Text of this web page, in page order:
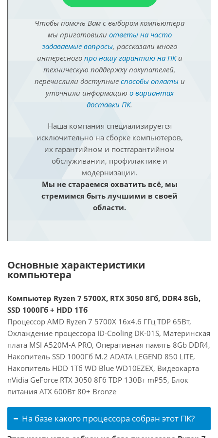
Чтобы помочь Вам с выбором компьютера
мы приготовили ответы на часто
задаваемые вопросы, рассказали много
интересного про нашу гарантию на ПКи
техническую поддержку покупателей,
перечислили доступные способы оплатыи
уточнили информацию о вариантах
доставки ПК.
Наша компания специализируется
исключительно на сборке компьютеров,
их гарантийном и постгарантийном
обслуживании, профилактике и
модернизации.
Мы не стараемся охватить всё, мы
стремимся быть лучшими в своей
области.
Основные характеристики
компьютера
Компьютер Ryzen 7 5700X, RTX 3050 8Гб, DDR4 8Gb,
SSD 1000Гб + HDD 1Тб
Процессор AMD Ryzen 7 5700X 16x4.6 ГГц TDP 65Вт,
Охлаждение процессора ID-Cooling DK-01S, Материнская
плата MSI A520M-A PRO, Оперативная память 8Gb DDR4,
Накопитель SSD 1000Гб M.2 ADATA LEGEND 850 LITE,
Накопитель HDD 1Тб WD Blue WD10EZEX, Видеокарта
nVidia GeForce RTX 3050 8Гб TDP 130Вт mP55, Блок
питания ATX 600Вт 80+ Bronze
На базе какого процессора собран этот ПК?